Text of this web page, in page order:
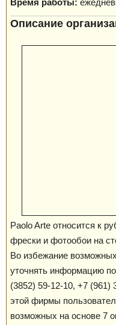
Время работы:
Описание
Paolo Arte относится к
фрески и фотообои на
Во избежание
уточнять информацию
(3852) 59-12-10, +7 (961)
этой фирмы
возможных на основе 7